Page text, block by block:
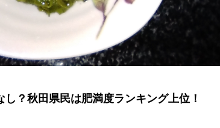
？秋田県民は肥満度ランキング上位！